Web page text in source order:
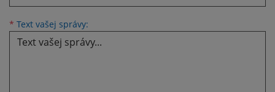
* Text vašej správy: